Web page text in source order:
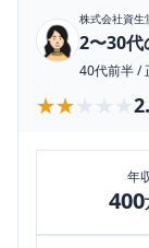
株式会社資生
2〜30代
40代前半/
★★★★★
★★★★★
年
400